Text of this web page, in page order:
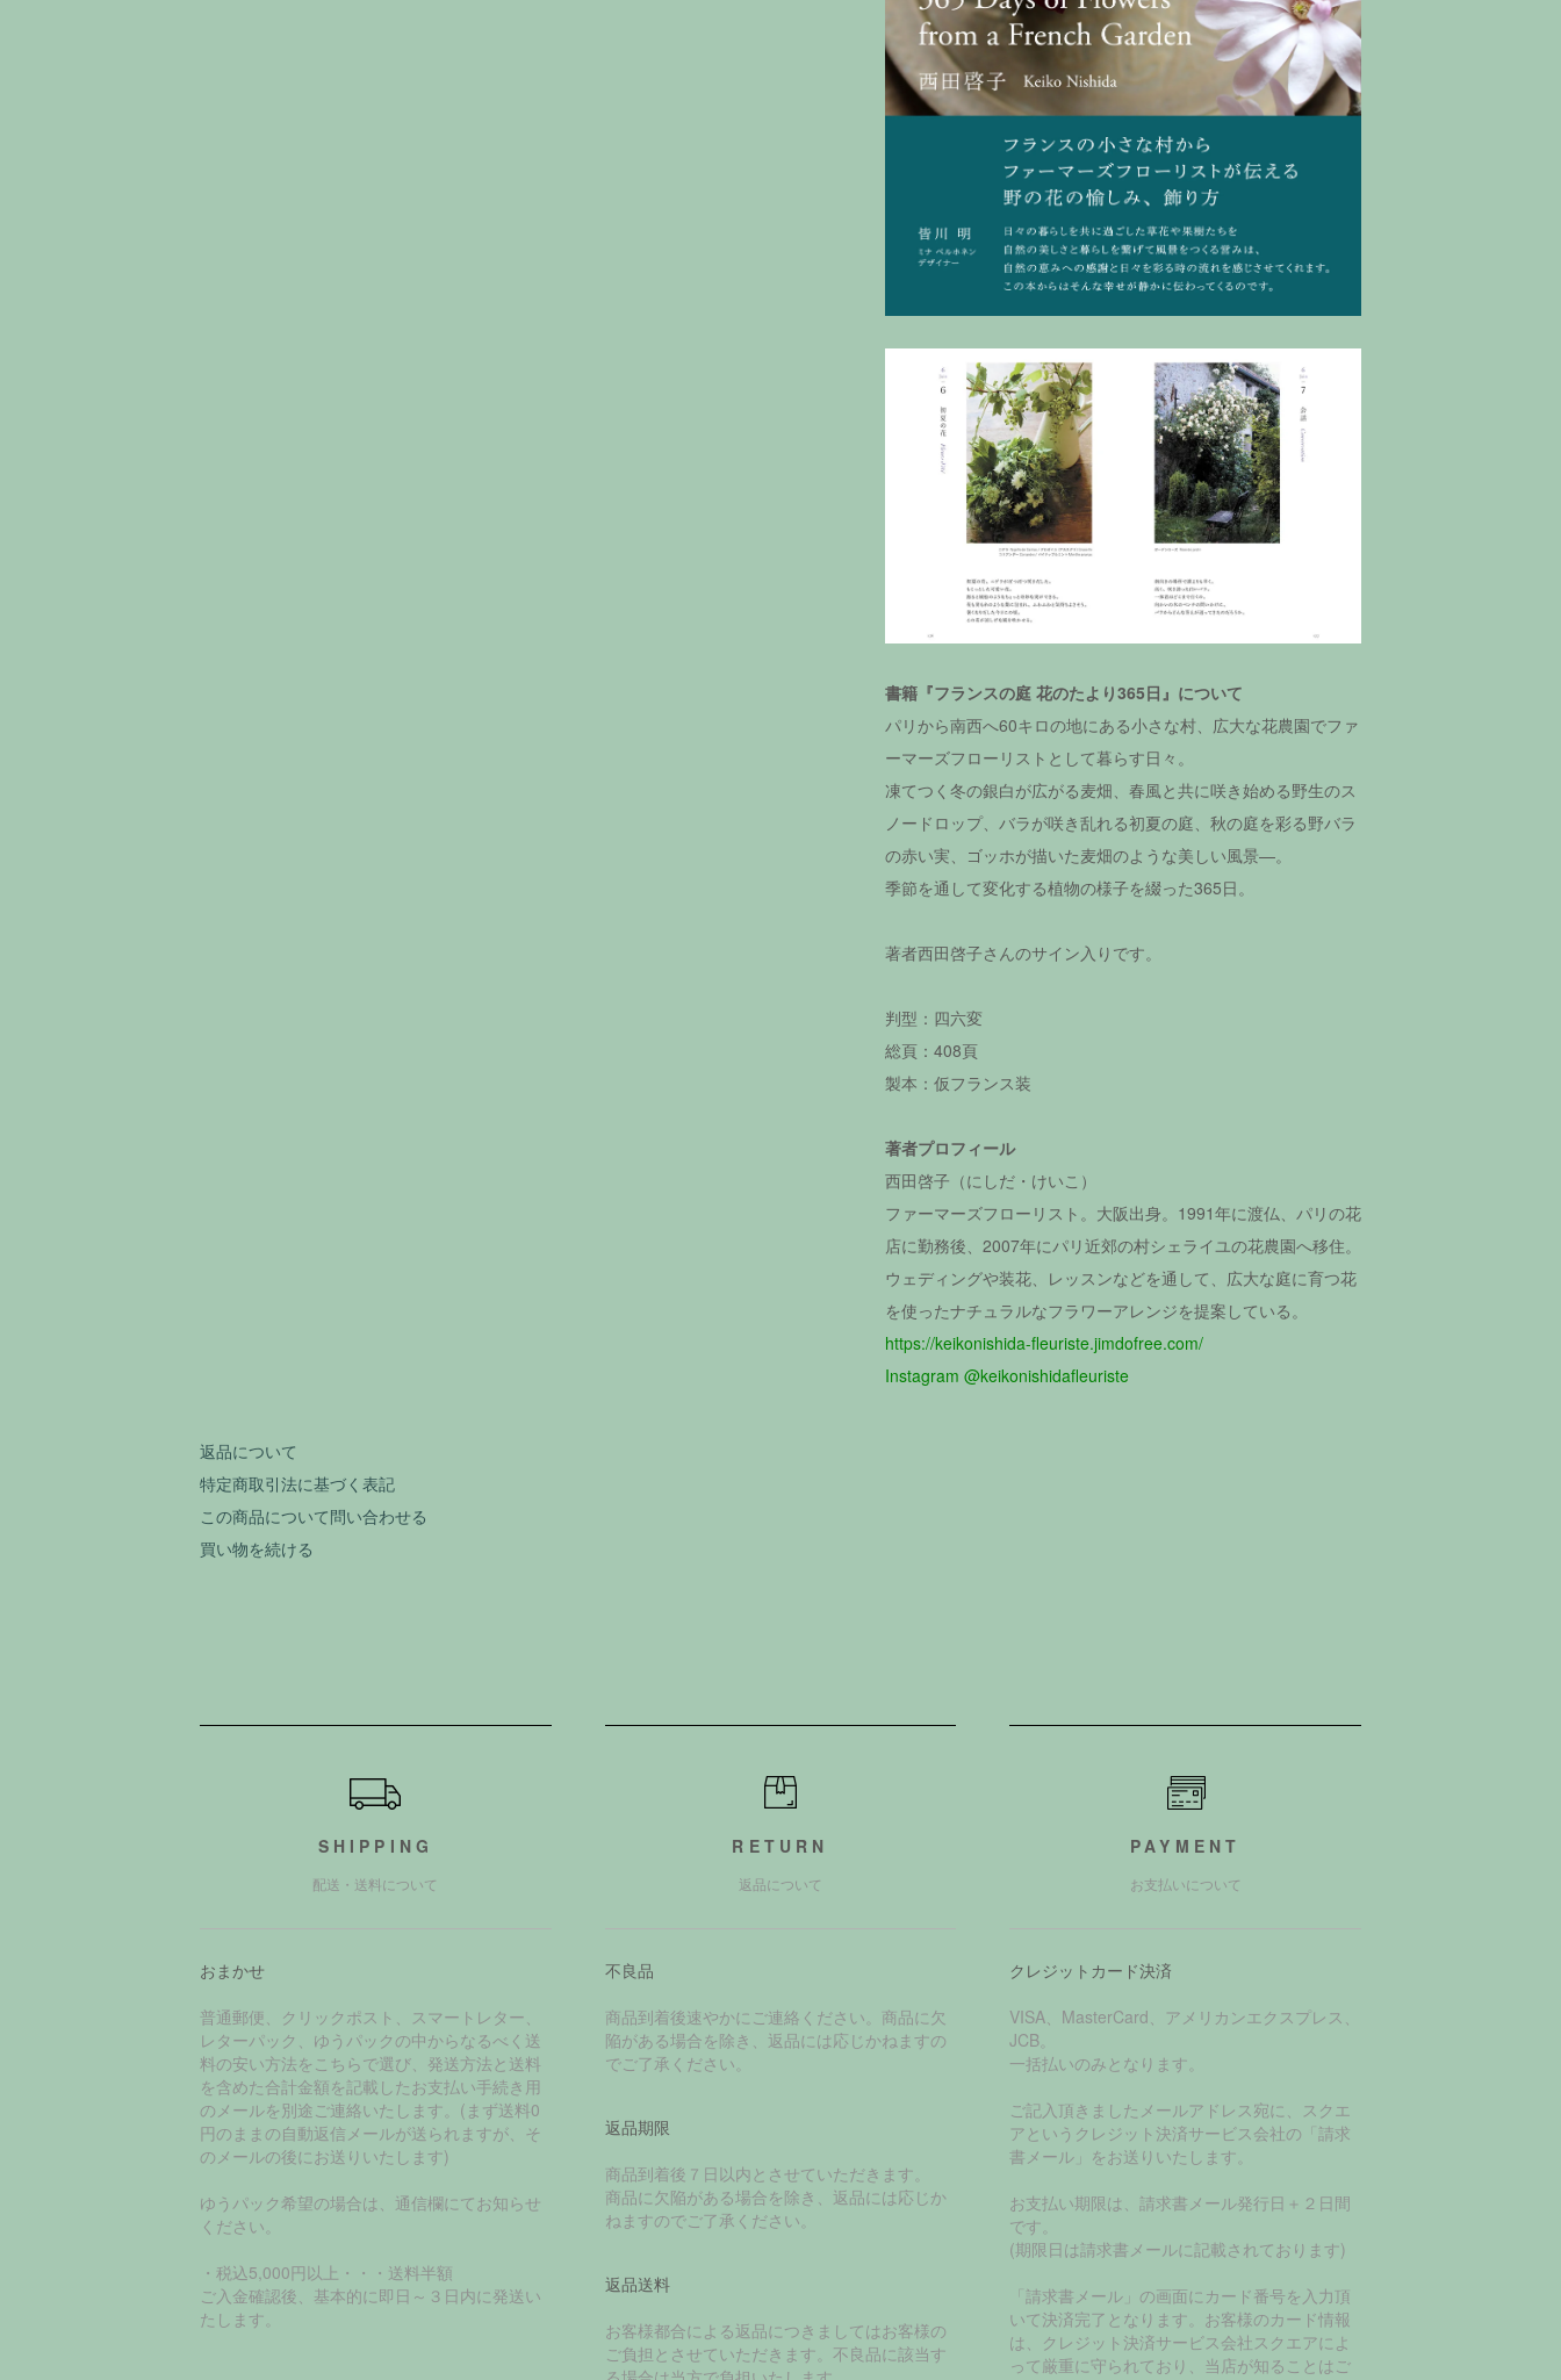
書籍『フランスの庭 花のたより365日』について
パリから南西へ60キロの地にある小さな村、広大な花農園でファ
ーマーズフローリストとして暮らす日々。
凍てつく冬の銀白が広がる麦畑、春風と共に咲き始める野生のス
ノードロップ、バラが咲き乱れる初夏の庭、秋の庭を彩る野バラ
の赤い実、ゴッホが描いた麦畑のような美しい風景—。
季節を通して変化する植物の様子を綴った365日。
著者西田啓子さんのサイン入りです。
判型：四六変
総頁：408頁
製本：仮フランス装
著者プロフィール
西田啓子（にしだ・けいこ）
ファーマーズフローリスト。大阪出身。1991年に渡仏、パリの花
店に勤務後、2007年にパリ近郊の村シェライユの花農園へ移住。
ウェディングや装花、レッスンなどを通して、広大な庭に育つ花
を使ったナチュラルなフラワーアレンジを提案している。
https://keikonishida-fleuriste.jimdofree.com/
Instagram @keikonishidafleuriste
返品について
特定商取引法に基づく表記
この商品について問い合わせる
買い物を続ける
SHIPPING
配送・送料について
おまかせ
普通郵便、クリックポスト、スマートレター、
レターパック、ゆうパックの中からなるべく送
料の安い方法をこちらで選び、発送方法と送料
を含めた合計金額を記載したお支払い手続き用
のメールを別途ご連絡いたします。(まず送料0
円のままの自動返信メールが送られますが、そ
のメールの後にお送りいたします)
ゆうパック希望の場合は、通信欄にてお知らせ
ください。
・税込5,000円以上・・・送料半額
ご入金確認後、基本的に即日～３日内に発送い
たします。
RETURN
返品について
不良品
商品到着後速やかにご連絡ください。商品に欠
陥がある場合を除き、返品には応じかねますの
でご了承ください。
返品期限
商品到着後７日以内とさせていただきます。
商品に欠陥がある場合を除き、返品には応じか
ねますのでご了承ください。
返品送料
お客様都合による返品につきましてはお客様の
ご負担とさせていただきます。不良品に該当す
PAYMENT
お支払いについて
クレジットカード決済
VISA、MasterCard、アメリカンエクスプレス、
JCB。
一括払いのみとなります。
ご記入頂きましたメールアドレス宛に、スクエ
アというクレジット決済サービス会社の「請求
書メール」をお送りいたします。
お支払い期限は、請求書メール発行日＋２日間
です。
(期限日は請求書メールに記載されております)
「請求書メール」の画面にカード番号を入力頂
いて決済完了となります。お客様のカード情報
は、クレジット決済サービス会社スクエアによ
って厳重に守られており、当店が知ることはご